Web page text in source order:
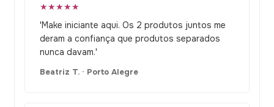
★★★★★
'Make iniciante aqui. Os 2 produtos juntos me
deram a confiança que produtos separados
nunca davam.'
Beatriz T. · Porto Alegre